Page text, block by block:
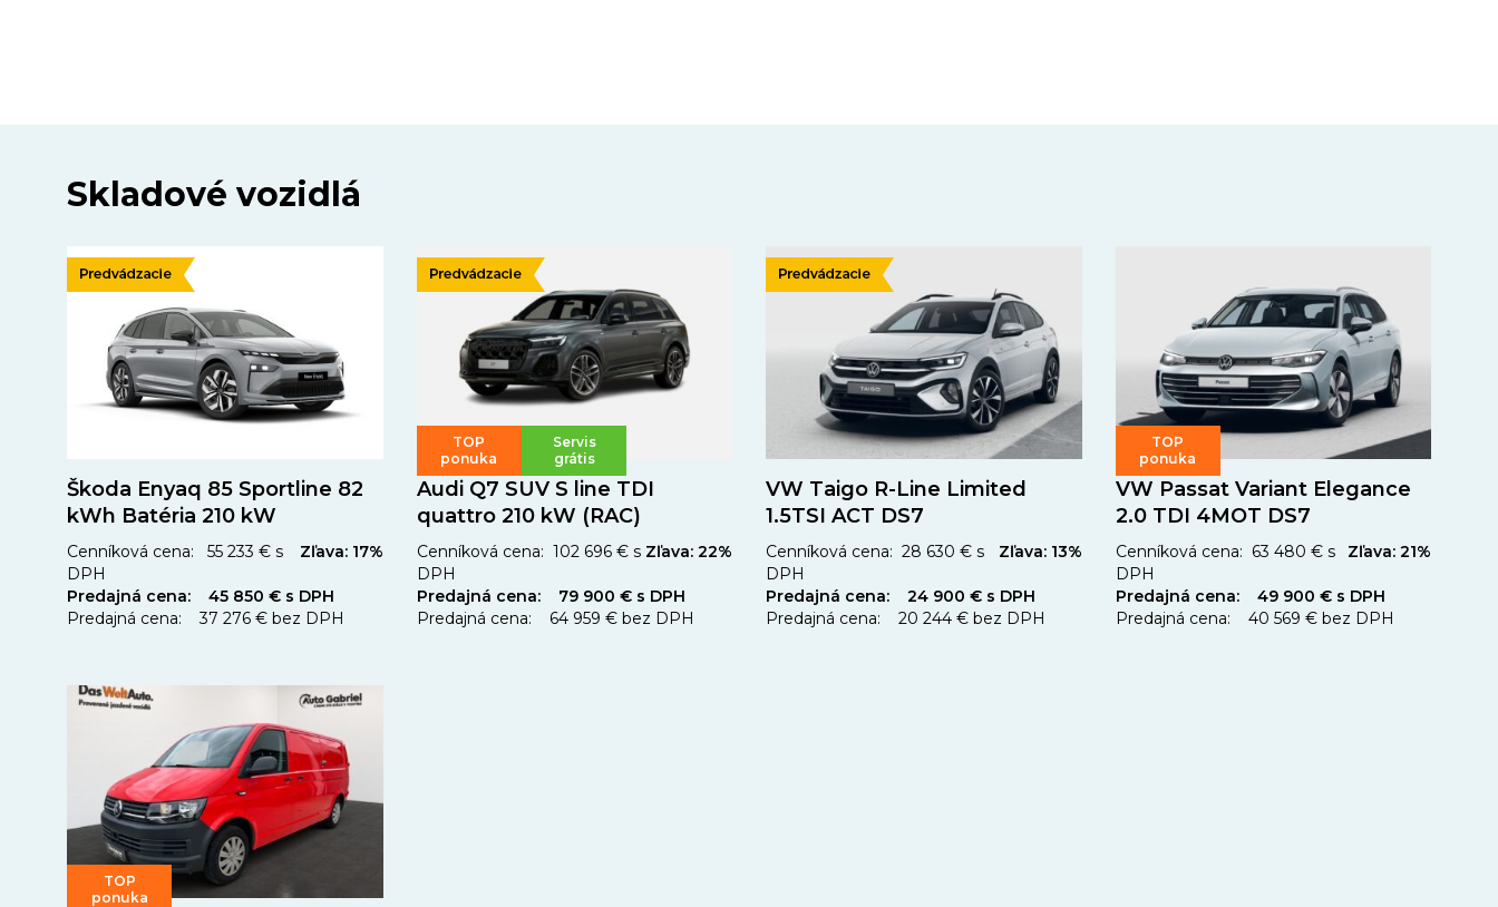
Skladové vozidlá
Škoda Enyaq 85 Sportline 82
kWh Batéria 210 kW
Zľava: 17%
Cenníková cena: 55 233 € s
DPH
Predajná cena: 45 850 € s DPH
Predajná cena: 37 276 € bez DPH
TOP
ponuka
Servis
grátis
Audi Q7 SUV S line TDI
quattro 210 kW (RAC)
Zľava: 22%
Cenníková cena: 102 696 € s
DPH
Predajná cena: 79 900 € s DPH
Predajná cena: 64 959 € bez DPH
VW Taigo R-Line Limited
1.5TSI ACT DS7
Zľava: 13%
Cenníková cena: 28 630 € s
DPH
Predajná cena: 24 900 € s DPH
Predajná cena: 20 244 € bez DPH
TOP
ponuka
VW Passat Variant Elegance
2.0 TDI 4MOT DS7
Zľava: 21%
Cenníková cena: 63 480 € s
DPH
Predajná cena: 49 900 € s DPH
Predajná cena: 40 569 € bez DPH
TOP
ponuka